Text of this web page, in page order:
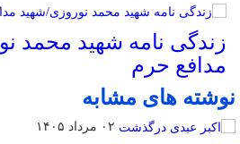
زندگی نامه شهید محمد
مدافع حرم
نوشته های مشابه
۰۲ مرداد ۱۴۰۵